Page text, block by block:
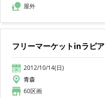
屋外
フリーマーケットinラピア
2012/10/14(日)
青森
60区画